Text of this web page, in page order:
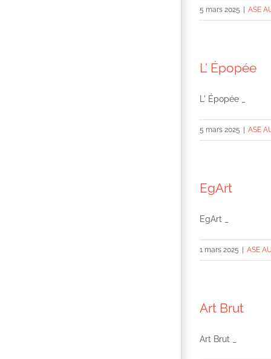
5 mars 2025 ASE
L’ Épopée
L' Épopée _
5 mars 2025 ASE
EgArt
EgArt _
1 mars 2025 ASE
Art Brut
Art Brut _